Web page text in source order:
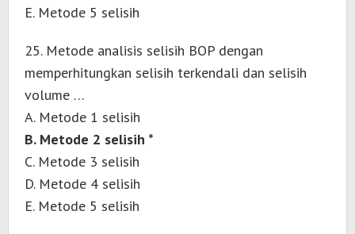
E. Metode 5 selisih
25. Metode analisis selisih BOP dengan
memperhitungkan selisih terkendali dan selisih
volume …
A. Metode 1 selisih
B. Metode 2 selisih *
C. Metode 3 selisih
D. Metode 4 selisih
E. Metode 5 selisih